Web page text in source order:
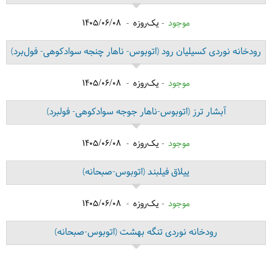
موجود یک‌روزه 1405/06/08
رودخانه نوردی کسیلیان رود(اتوبوس- ناهار چنجه سوادکوهی- فول‌برد)
موجود یک‌روزه 1405/06/08
آبشار ترز(اتوبوس-ناهار جوجه سوادکوهی- فولبرد)
موجود یک‌روزه 1405/06/08
ییلاق فیلبند(اتوبوس-صبحانه)
موجود یک‌روزه 1405/06/08
رودخانه نوردی تنگه بهشت(اتوبوس-صبحانه)